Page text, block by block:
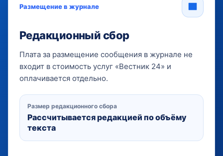
Размещение в журнале
Редакционный сбор
Плата за размещение сообщения в журнале не
входит в стоимость услуг «Вестник 24» и
оплачивается отдельно.
Размер редакционного сбора
Рассчитывается редакцией по объёму
текста